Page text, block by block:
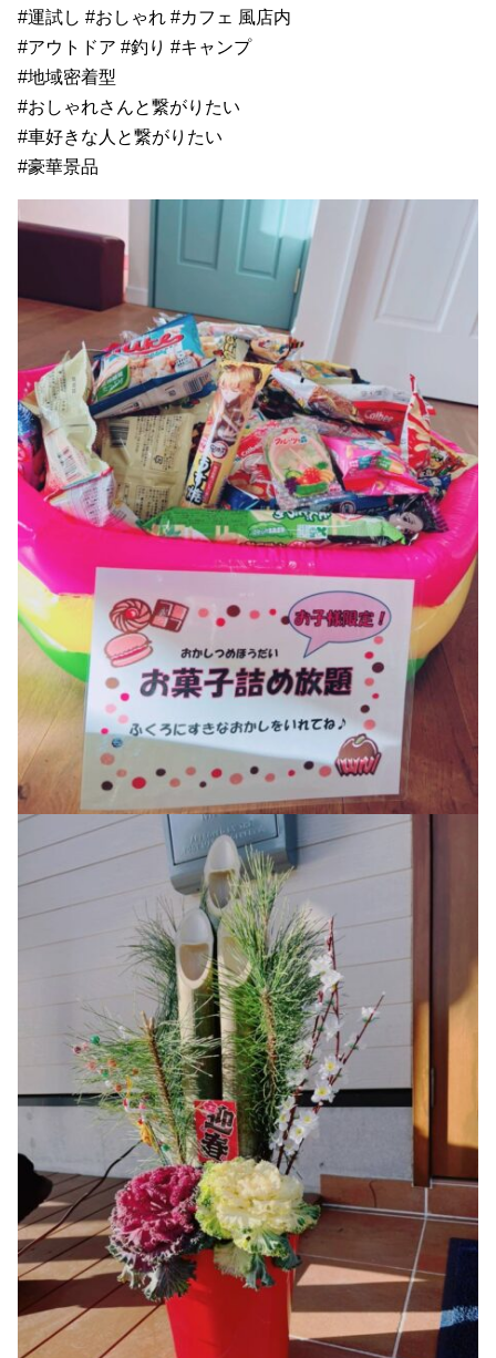
#運試し #おしゃれ #カフェ 風店内
#アウトドア #釣り #キャンプ
#地域密着型
#おしゃれさんと繋がりたい
#車好きな人と繋がりたい
#豪華景品